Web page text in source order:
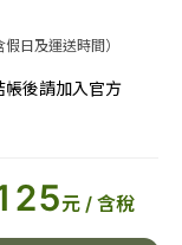
日及運送時間）
後請加入官方
元 / 含稅